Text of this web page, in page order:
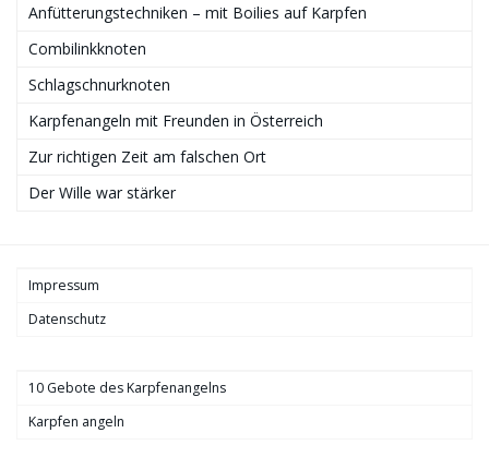
Anfütterungstechniken – mit Boilies auf Karpfen
Combilinkknoten
Schlagschnurknoten
Karpfenangeln mit Freunden in Österreich
Zur richtigen Zeit am falschen Ort
Der Wille war stärker
Impressum
Datenschutz
10 Gebote des Karpfenangelns
Karpfen angeln